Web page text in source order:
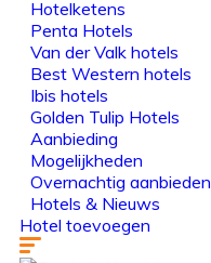
Hotelketens
Penta Hotels
Van der Valk hotels
Best Western hotels
Ibis hotels
Golden Tulip Hotels
Aanbieding
Mogelijkheden
Overnachtig aanbieden
Hotels & Nieuws
Hotel toevoegen